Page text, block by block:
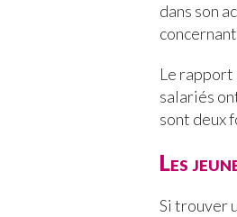
dans son
Le rapport
salariés
sont deux
Les
Si trouver